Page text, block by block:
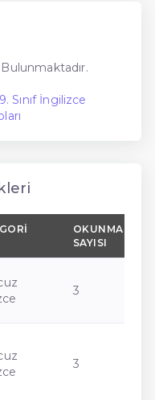
9. Sınıf İngilizce
OKUNMA
SAYISI
3
3